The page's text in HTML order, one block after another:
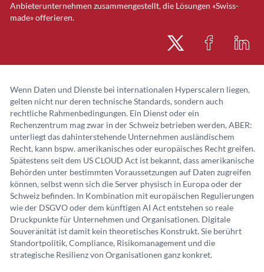
Anbieterunternehmen zusammengestellt, die Lösungen «Swiss-
made» offerieren.
Wenn Daten und Dienste bei internationalen Hyperscalern liegen,
gelten nicht nur deren technische Standards, sondern auch
rechtliche Rahmenbedingungen. Ein Dienst oder ein
Rechenzentrum mag zwar in der Schweiz betrieben werden, ABER:
unterliegt das dahinterstehende Unternehmen ausländischem
Recht, kann bspw. amerikanisches oder europäisches Recht greifen.
Spätestens seit dem US CLOUD Act ist bekannt, dass amerikanische
Behörden unter bestimmten Voraussetzungen auf Daten zugreifen
können, selbst wenn sich die Server physisch in Europa oder der
Schweiz befinden. In Kombination mit europäischen Regulierungen
wie der DSGVO oder dem künftigen AI Act entstehen so reale
Druckpunkte für Unternehmen und Organisationen. Digitale
Souveränität ist damit kein theoretisches Konstrukt. Sie berührt
Standortpolitik, Compliance, Risikomanagement und die
strategische Resilienz von Organisationen ganz konkret.